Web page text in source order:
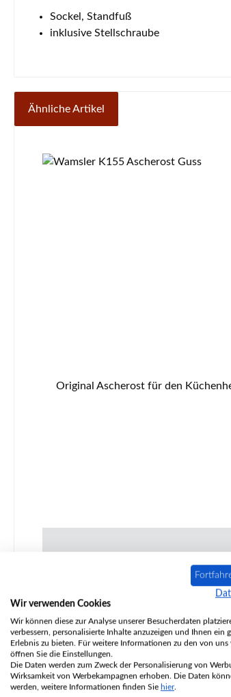
Sockel, Standfuß
inklusive Stellschraube
Ähnliche Artikel
Original Ascherost für den Küchenherd Wamsler K144 Wamsler K144 Ascherost Eckdaten: Feuerrost, Ofenrost Maße (B/L/H) 192 mm x 244 mm x 15 mm Material Guss
Wir verwenden Cookies
Wir können diese zur Analyse unserer Besucherdaten
verbessern, personalisierte Inhalte anzuzeigen und Ihnen ein
Erlebnis zu bieten. Für weitere Informationen zu den von uns
öffnen Sie die Einstellungen.
Die Daten werden zum Zweck der Personalisierung von
Wirksamkeit von Werbekampagnen erhoben. Die Daten
werden, weitere Informationen finden Sie hier.